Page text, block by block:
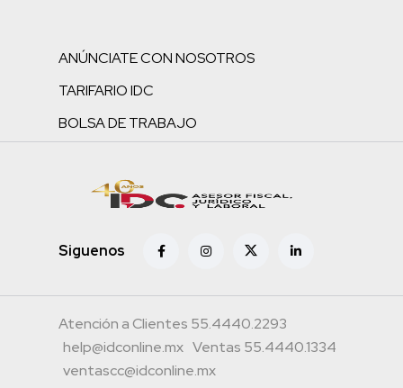
ANÚNCIATE CON NOSOTROS
TARIFARIO IDC
BOLSA DE TRABAJO
Siguenos
Atención a Clientes 55.4440.2293
help@idconline.mx Ventas 55.4440.1334
ventascc@idconline.mx